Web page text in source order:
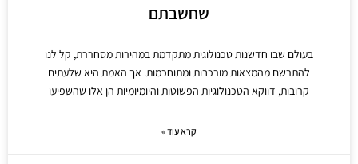
שחשבתם
בעולם שבו חדשנות טכנולוגית מתקדמת במהירות מסחררת, קל לנו
להתרשם מהמצאות מורכבות ומתוחכמות. אך האמת היא שלעתים
קרובות, דווקא הטכנולוגיות הפשוטות והיומיומיות הן אלו שהשפיעו
קרא עוד »